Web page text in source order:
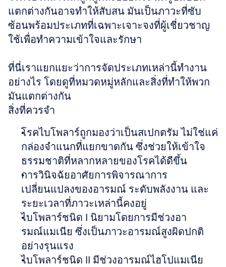
แตกต่างกันอาจทำให้สับสน มันเป็นภาวะที่ซับ
ซ้อนพร้อมประเภทที่เฉพาะเจาะจงที่ผู้เชี่ยวชาญ
ใช้เพื่อทำความเข้าใจและรักษา
ที่นี่เราแยกแยะว่าการจัดประเภทเหล่านี้ทำงาน
อย่างไร โดยดูที่หมวดหมู่หลักและสิ่งที่ทำให้พวก
มันแตกต่างกัน
สิ่งที่ควรจำ
โรคไบโพลาร์ถูกมองว่าเป็นสเปกตรัม ไม่ใช่แค่
กล่องจำแนกที่แยกขาดกัน ซึ่งช่วยให้เข้าใจ
ธรรมชาติที่หลากหลายของโรคได้ดีขึ้น
การวินิจฉัยอาศัยการพิจารณาการ
เปลี่ยนแปลงของอารมณ์ ระดับพลังงาน และ
ระยะเวลาที่ภาวะเหล่านี้คงอยู่
ไบโพลาร์ชนิด I นิยามโดยการมีช่วงอา
รมณ์แมเนีย ซึ่งเป็นภาวะอารมณ์สูงผิดปกติ
อย่างรุนแรง
ไบโพลาร์ชนิด II มีช่วงอารมณ์ไฮโปแมเนีย